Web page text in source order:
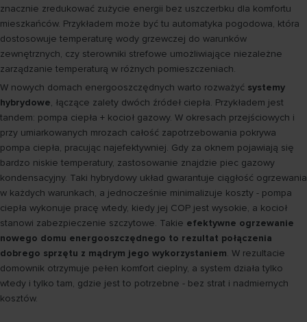
znacznie zredukować zużycie energii bez uszczerbku dla komfortu
mieszkańców. Przykładem może być tu automatyka pogodowa, która
dostosowuje temperaturę wody grzewczej do warunków
zewnętrznych, czy sterowniki strefowe umożliwiające niezależne
zarządzanie temperaturą w różnych pomieszczeniach.
W nowych domach energooszczędnych warto rozważyć systemy
hybrydowe, łączące zalety dwóch źródeł ciepła. Przykładem jest
tandem: pompa ciepła + kocioł gazowy. W okresach przejściowych i
przy umiarkowanych mrozach całość zapotrzebowania pokrywa
pompa ciepła, pracując najefektywniej. Gdy za oknem pojawiają się
bardzo niskie temperatury, zastosowanie znajdzie piec gazowy
kondensacyjny. Taki hybrydowy układ gwarantuje ciągłość ogrzewania
w każdych warunkach, a jednocześnie minimalizuje koszty - pompa
ciepła wykonuje pracę wtedy, kiedy jej COP jest wysokie, a kocioł
stanowi zabezpieczenie szczytowe. Takie efektywne ogrzewanie
nowego domu energooszczędnego to rezultat połączenia
dobrego sprzętu z mądrym jego wykorzystaniem. W rezultacie
domownik otrzymuje pełen komfort cieplny, a system działa tylko
wtedy i tylko tam, gdzie jest to potrzebne - bez strat i nadmiernych
kosztów.